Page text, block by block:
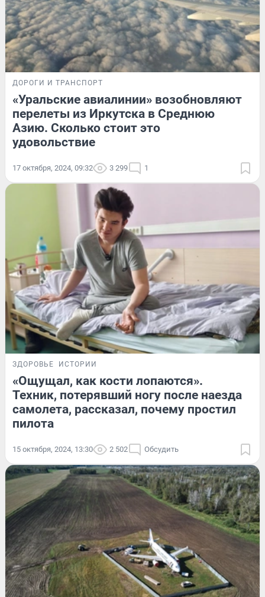
ДОРОГИ И ТРАНСПОРТ
«Уральские авиалинии» возобновляют
перелеты из Иркутска в Среднюю
Азию. Сколько стоит это
удовольствие
17 октября, 2024, 09:32 3 299 1
ЗДОРОВЬЕ ИСТОРИИ
«Ощущал, как кости лопаются».
Техник, потерявший ногу после наезда
самолета, рассказал, почему простил
пилота
15 октября, 2024, 13:30 2 502 Обсудить